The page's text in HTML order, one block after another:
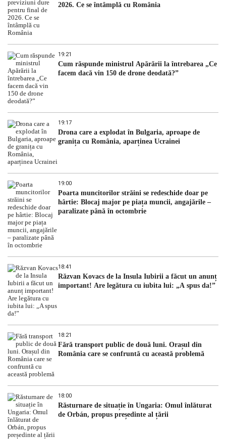
2026. Ce se întâmplă cu România
19:21
Cum răspunde ministrul Apărării la întrebarea „Ce
facem dacă vin 150 de drone deodată?”
19:17
Drona care a explodat în Bulgaria, aproape de
granița cu România, aparținea Ucrainei
19:00
Poarta muncitorilor străini se redeschide doar pe
hârtie: Blocaj major pe piața muncii, angajările –
paralizate până în octombrie
18:41
Răzvan Kovacs de la Insula Iubirii a făcut un anunț
important! Are legătura cu iubita lui: „A spus da!”
18:21
Fără transport public de două luni. Orașul din
România care se confruntă cu această problemă
18:00
Răsturnare de situație în Ungaria: Omul înlăturat
de Orbán, propus președinte al țării